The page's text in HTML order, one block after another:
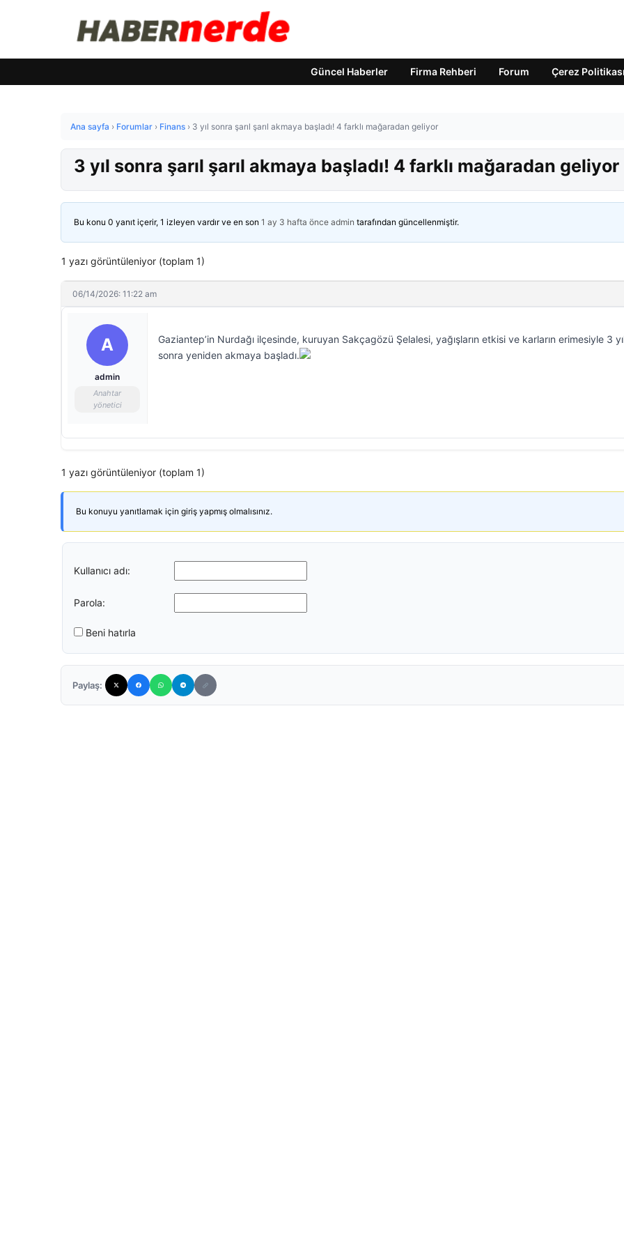
Güncel Haberler Firma Rehberi Forum Çerez Politikası
Ana sayfa › Forumlar › Finans › 3 yıl sonra şarıl şarıl akmaya başladı! 4 farklı mağaradan geliyor
3 yıl sonra şarıl şarıl akmaya başladı! 4 farklı mağaradan geliyor
Bu konu 0 yanıt içerir, 1 izleyen vardır ve en son 1 ay 3 hafta önce admin tarafından güncellenmiştir.
1 yazı görüntüleniyor (toplam 1)
06/14/2026: 11:22 am
A
admin
Anahtar
yönetici
Gaziantep’in Nurdağı ilçesinde, kuruyan Sakçagözü Şelalesi, yağışların etkisi ve karların erimesiyle 3
sonra yeniden akmaya başladı.
1 yazı görüntüleniyor (toplam 1)
Bu konuyu yanıtlamak için giriş yapmış olmalısınız.
Kullanıcı adı:
Parola:
Beni hatırla
Paylaş: